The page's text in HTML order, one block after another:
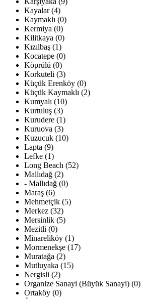
Kayalar (4)
Kaymaklı (0)
Kermiya (0)
Kilitkaya (0)
Kızılbaş (1)
Kocatepe (0)
Köprülü (0)
Korkuteli (3)
Küçük Erenköy (0)
Küçük Kaymaklı (2)
Kumyalı (10)
Kurtuluş (3)
Kurudere (1)
Kuruova (3)
Kuzucuk (10)
Lapta (9)
Lefke (1)
Long Beach (52)
Mallıdağ (2)
- Mallıdağ (0)
Maraş (6)
Mehmetçik (5)
Merkez (32)
Mersinlik (5)
Mezitli (0)
Minareliköy (1)
Mormenekşe (17)
Muratağa (2)
Mutluyaka (15)
Nergisli (2)
Organize Sanayi (Büyük Sanayi) (0)
Ortaköy (0)